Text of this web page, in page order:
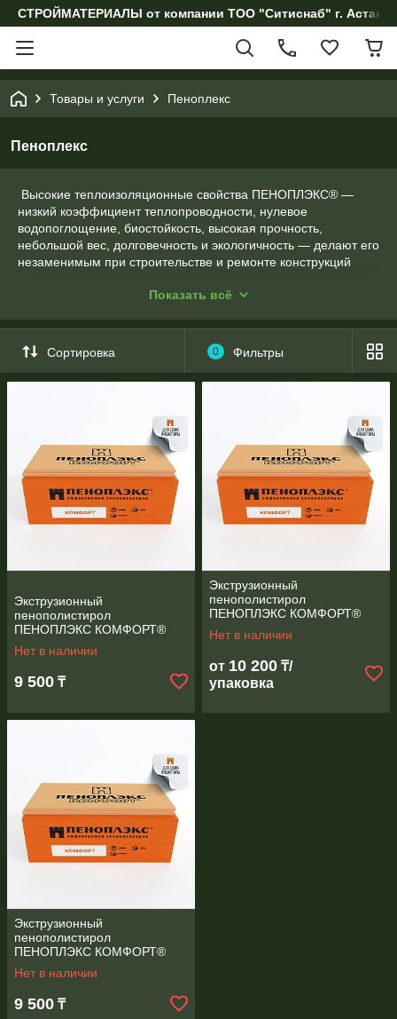
СТРОЙМАТЕРИАЛЫ от компании ТОО "Ситиснаб" г. Астана,
Товары и услуги Пеноплекс
Пеноплекс
Высокие теплоизоляционные свойства ПЕНОПЛЭКС® —
низкий коэффициент теплопроводности, нулевое
водопоглощение, биостойкость, высокая прочность,
небольшой вес, долговечность и экологичность — делают его
незаменимым при строительстве и ремонте конструкций
Благодаря однородной прочной структуре и легкому весу
использования масок и других средств защиты.
Теплоизоляция ПЕНОПЛЭКС® – современное,
высокоэффективное решение по оптимальной цене!
Показать всё
Сортировка 0 Фильтры
Экструзионный
пенополистирол
ПЕНОПЛЭКС КОМФОРТ®
4,16 М2 50х585х1185 мм
Т-15
Нет в наличии
9 500 ₸
Экструзионный
пенополистирол
ПЕНОПЛЭКС КОМФОРТ®
20х585х1185 С
Нет в наличии
от 10 200 ₸/
упаковка
Экструзионный
пенополистирол
ПЕНОПЛЭКС КОМФОРТ®
6,93 м2 30х585х1185 мм
Т-15
Нет в наличии
9 500 ₸